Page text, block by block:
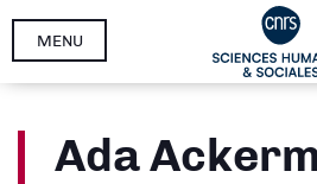
Aller
MENU
Ada